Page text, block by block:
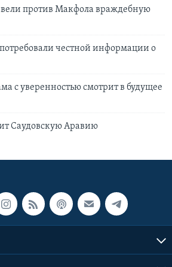
против Макфола враждебную
честной информации о
с уверенностью смотрит в будущее
Саудовскую Аравию